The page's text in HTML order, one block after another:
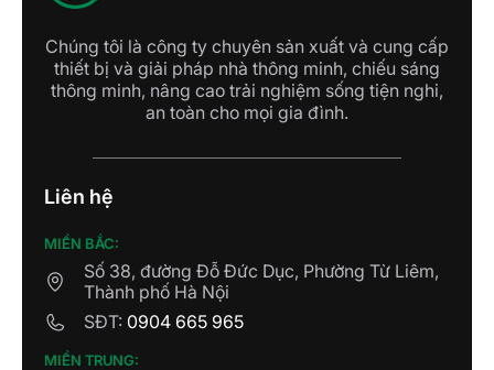
Chúng tôi là công ty chuyên sản xuất và cung cấp
thiết bị và giải pháp nhà thông minh, chiếu sáng
thông minh, nâng cao trải nghiệm sống tiện nghi,
an toàn cho mọi gia đình.
Liên hệ
MIỀN BẮC:
Số 38, đường Đỗ Đức Dục, Phường Từ Liêm,
Thành phố Hà Nội
SĐT: 0904 665 965
MIỀN TRUNG: